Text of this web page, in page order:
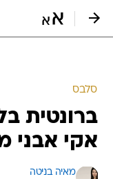
סלבס
ברונטית
אקי אבני
מאיה בניטה